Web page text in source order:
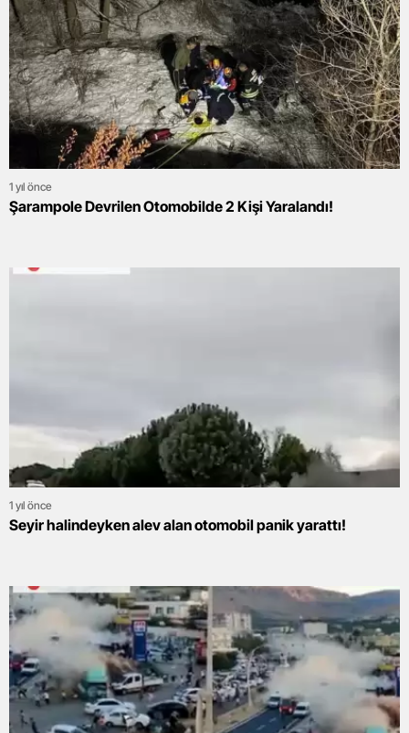
1 yıl önce
Şarampole Devrilen Otomobilde 2 Kişi Yaralandı!
1 yıl önce
Seyir halindeyken alev alan otomobil panik yarattı!